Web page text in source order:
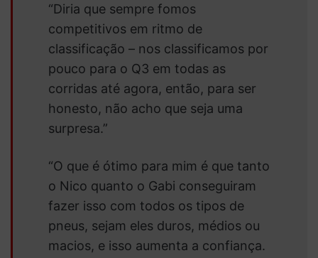
“Diria que sempre fomos
competitivos em ritmo de
classificação – nos classificamos por
pouco para o Q3 em todas as
corridas até agora, então, para ser
honesto, não acho que seja uma
surpresa.”
“O que é ótimo para mim é que tanto
o Nico quanto o Gabi conseguiram
fazer isso com todos os tipos de
pneus, sejam eles duros, médios ou
macios, e isso aumenta a confiança.